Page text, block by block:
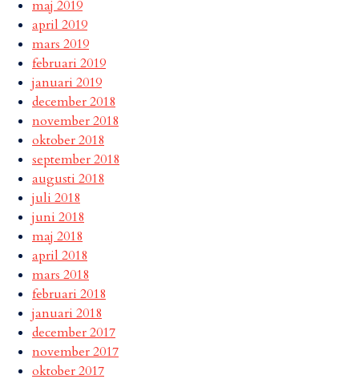
maj 2019
april 2019
mars 2019
februari 2019
januari 2019
december 2018
november 2018
oktober 2018
september 2018
augusti 2018
juli 2018
juni 2018
maj 2018
april 2018
mars 2018
februari 2018
januari 2018
december 2017
november 2017
oktober 2017